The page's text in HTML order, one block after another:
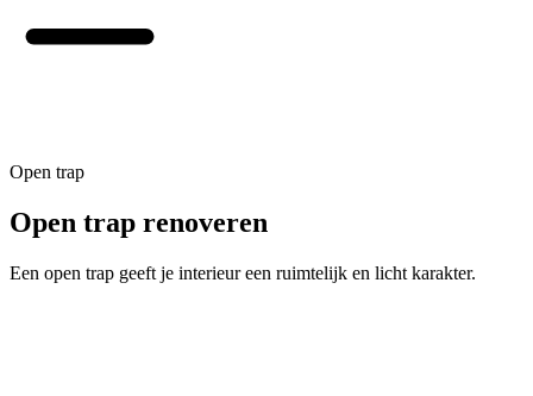
Open trap
Open trap renoveren
Een open trap geeft je interieur een ruimtelijk en licht karakter.